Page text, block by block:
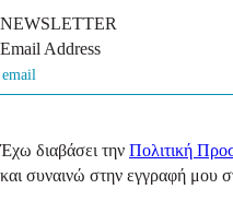
NEWSLETTER
Email Address
Έχω διαβάσει την Πολιτική
και συναινώ στην εγγραφή μου